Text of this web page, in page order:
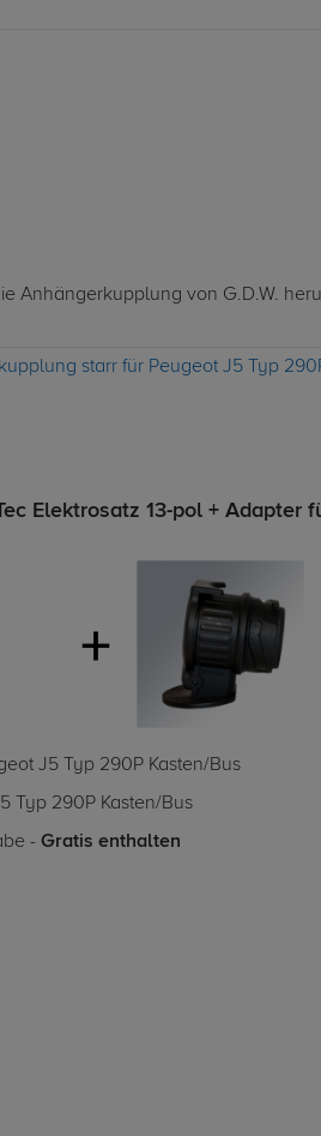
Anhängerkupplung von G.D.W.
starr für Peugeot J5 Typ
Elektrosatz 13-pol + Adapter
J5 Typ 290P Kasten/Bus
Typ 290P Kasten/Bus
- Gratis enthalten